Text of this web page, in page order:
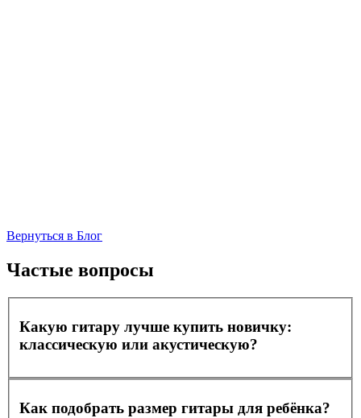
Вернуться в Блог
Частые вопросы
Какую гитару лучше купить новичку:
классическую или акустическую?
Как подобрать размер гитары для ребёнка?